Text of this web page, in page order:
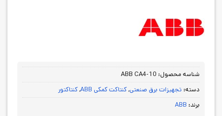
شناسه محصول: ABB CA4-10
دسته: تجهیزات برق صنعتی,کنتاکت کمکی ABB ,کنتاکتور
برند: ABB